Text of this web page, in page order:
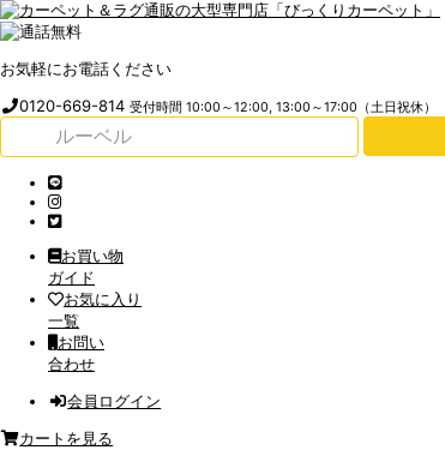
お気軽にお電話ください
0120-669-814受付時間 10:00～12:00, 13:00～17:00（土日祝休）
お買い物
ガイド
お気に入り
一覧
お問い
合わせ
会員ログイン
カートを見る